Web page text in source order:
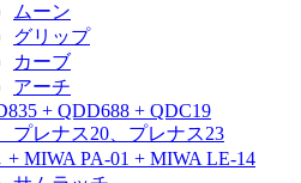
ムーン
グリップ
カーブ
アーチ
+ QDD688 + QDC19
プレナス20、プレナス23
+ MIWA PA-01 + MIWA LE-14